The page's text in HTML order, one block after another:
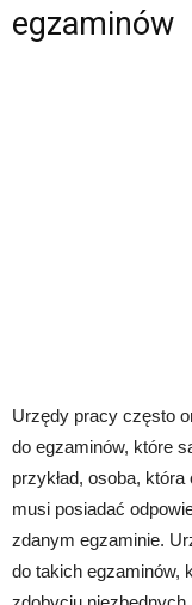
egzaminów
Urzędy pracy często
do egzaminów, które
przykład, osoba,
musi posiadać
zdanym egzaminie.
do takich egzaminów,